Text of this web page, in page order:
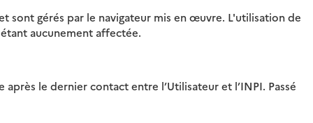
sont gérés par le navigateur mis en œuvre. L'utilisation de
aucunement affectée.
le dernier contact entre l’Utilisateur et l’INPI. Passé